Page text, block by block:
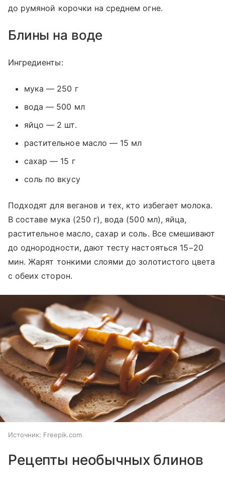
до румяной корочки на среднем огне.
Блины на воде
Ингредиенты:
мука — 250 г
вода — 500 мл
яйцо — 2 шт.
растительное масло — 15 мл
сахар — 15 г
соль по вкусу
Подходят для веганов и тех, кто избегает молока.
В составе мука (250 г), вода (500 мл), яйца,
растительное масло, сахар и соль. Все смешивают
до однородности, дают тесту настояться 15−20
мин. Жарят тонкими слоями до золотистого цвета
с обеих сторон.
Источник: Freepik.com
Рецепты необычных блинов